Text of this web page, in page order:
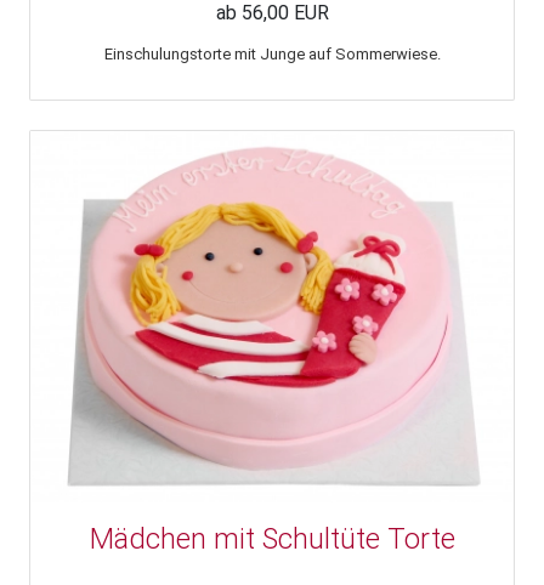
ab 56,00 EUR
Einschulungstorte mit Junge auf Sommerwiese.
Mädchen mit Schultüte Torte